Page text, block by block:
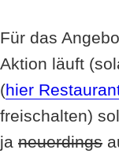
Für das
Aktion läuft
(hier
freischalten)
ja neuerdings